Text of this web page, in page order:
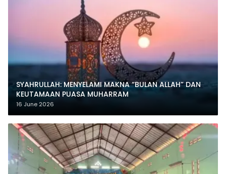
SYAHRULLAH: MENYELAMI MAKNA “BULAN ALLAH” DAN
KEUTAMAAN PUASA MUHARRAM
16 June 2026